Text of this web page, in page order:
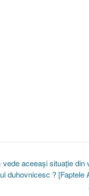
aceeaşi situaţie din
duhovnicesc ? [Faptele